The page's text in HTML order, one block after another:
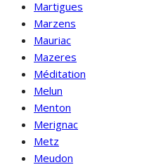
Martigues
Marzens
Mauriac
Mazeres
Méditation
Melun
Menton
Merignac
Metz
Meudon